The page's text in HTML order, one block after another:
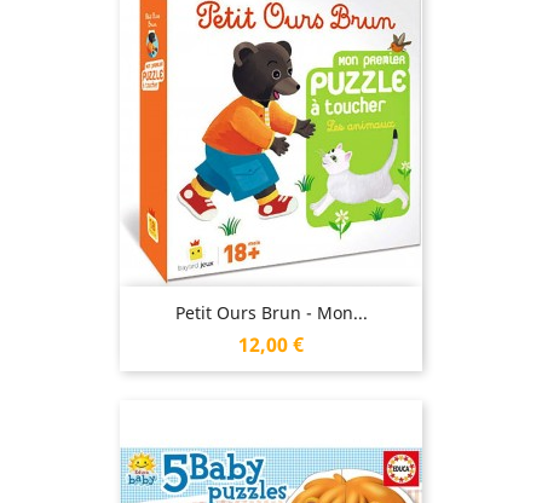
Petit Ours Brun - Mon...
Prix
12,00 €